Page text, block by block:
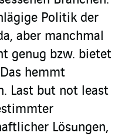
Politik der
aber manchmal
genug bzw. bietet
hemmt
Last but not least
Lösungen,